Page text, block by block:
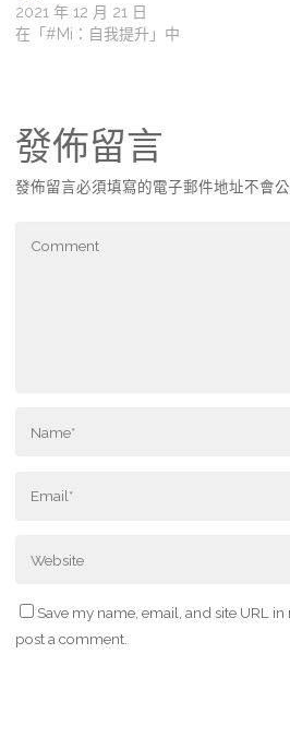
2021 年 12 月 21 日
在「#Mi：自我提升」中
發佈留言
發佈留言必須填寫的電子郵件地址不會公
Save my name, email, and site URL
post a comment.